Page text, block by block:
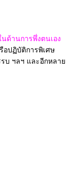
ด้านการพึ่งตนเอง
อปฏิบัติการพิเศษ
รบ ฯลฯ และอีกหลา